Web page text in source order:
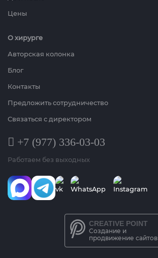
Цены
О хирурге
Авторская колонка
Блог
Контакты
Предложить сотрудничество
Связаться с директором
+7 (977) 336-03-03
Работаем без выходных
CREATIVE POINT
Создание и
продвижение сайтов